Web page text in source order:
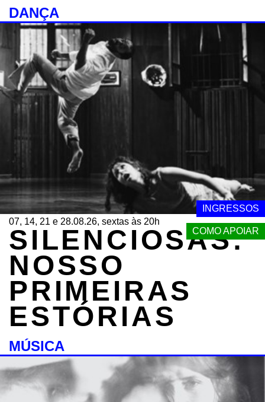
INGRESSOS
COMO APOIAR
DANÇA
07, 14, 21 e 28.08.26, sextas às 20h
SILENCIOSAS:
NOSSO
PRIMEIRAS
ESTÓRIAS
MÚSICA